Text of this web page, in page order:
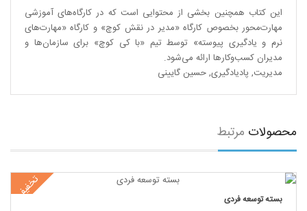
این کتاب همچنین بخشی از محتوایی است که در کارگاه‌های آموزشی
مهارت‌محور بخصوص کارگاه «مدیر در نقش کوچ» و کارگاه «مهارت‌های
نرم و یادگیری پیوسته» توسط تیم «با کی کوچ» برای سازمان‌ها و
مدیران کسب‌وکارها ارائه می‌شود.
مدیریت, پادیادگیری,حسین گایینی
محصولات مرتبط
تخفیف بسته توسعه فردی